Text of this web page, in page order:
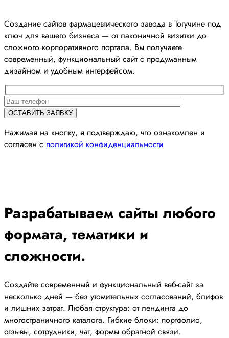
Создание сайтов фармацевтического завода в Тогучине под
ключ для вашего бизнеса — от лаконичной визитки до
сложного корпоративного портала. Вы получаете
современный, функциональный сайт с продуманным
дизайном и удобным интерфейсом.
Нажимая на кнопку, я подтверждаю, что ознакомлен и
согласен с политикой конфиденциальности
Разрабатываем сайты любого
формата, тематики и
сложности.
Создайте современный и функциональный веб-сайт за
несколько дней — без утомительных согласований, блифов
и лишних затрат. Любая структура: от лендинга до
многостраничного каталога. Гибкие блоки: портфолио,
отзывы, сотрудники, чат, формы обратной связи.